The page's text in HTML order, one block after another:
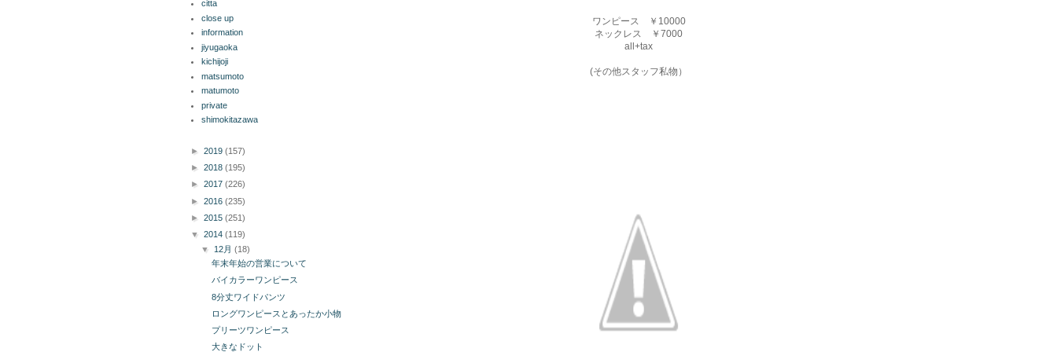
ワンピース ￥10000
ネックレス ￥7000
all+tax
(その他スタッフ私物）
citta
close up
information
jiyugaoka
kichijoji
matsumoto
matumoto
private
shimokitazawa
► 2019 (157)
► 2018 (195)
► 2017 (226)
► 2016 (235)
► 2015 (251)
▼ 2014 (119)
▼ 12月(18)
年末年始の営業について
バイカラーワンピース
8分丈ワイドパンツ
ロングワンピースとあったか小物
プリーツワンピース
大きなドット